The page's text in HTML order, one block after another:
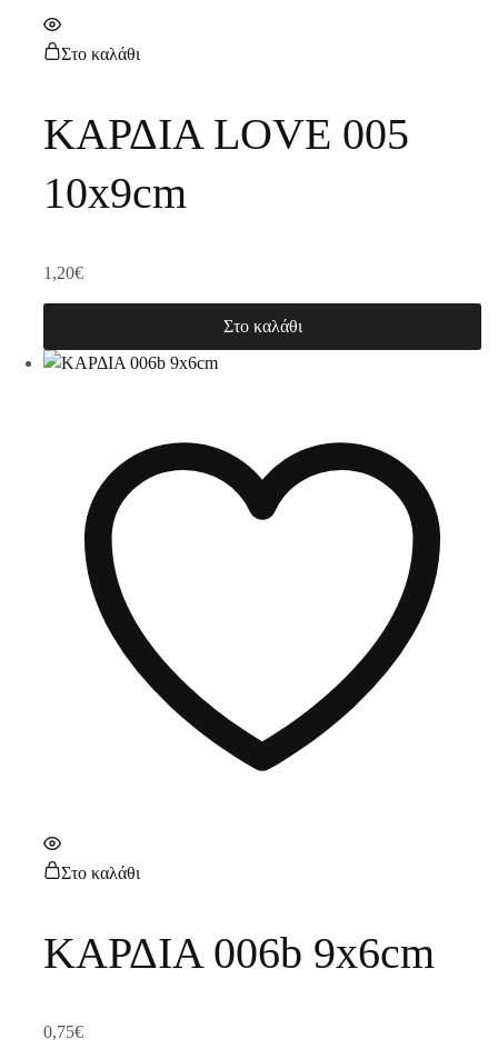
Στο καλάθι
ΚΑΡΔΙΑ LOVE 005
10x9cm
1,20€
Στο καλάθι
Στο καλάθι
ΚΑΡΔΙΑ 006b 9x6cm
0,75€